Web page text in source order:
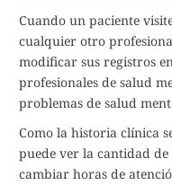
Cuando un paciente
cualquier otro
modificar sus registros
profesionales de salud
problemas de salud
Como la historia clínica
puede ver la cantidad
cambiar horas de